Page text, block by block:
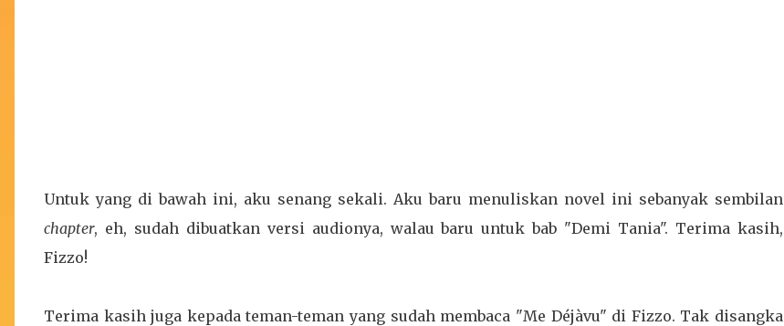
Untuk yang di bawah ini, aku senang sekali. Aku baru menuliskan novel ini sebanyak sembilan
chapter, eh, sudah dibuatkan versi audionya, walau baru untuk bab "Demi Tania". Terima kasih,
Fizzo!
Terima kasih juga kepada teman-teman yang sudah membaca "Me Déjàvu" di Fizzo. Tak disangka